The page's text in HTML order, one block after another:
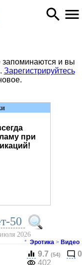
запоминаются и вы
Зарегистрируйтесь
при
50
2026
* Эротика > Видео
9.7 (54)
0
402